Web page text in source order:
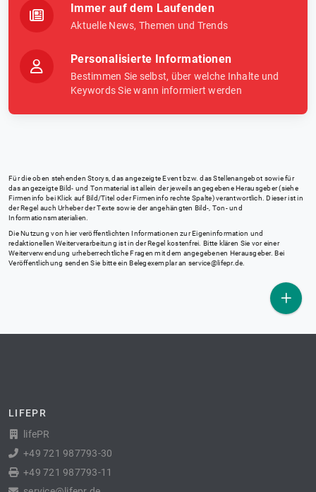
Immer auf dem Laufenden
Aktuelle News, Themen und Trends
Personalisierte Informationen
Bestimmen Sie selbst, über welche Inhalte und
Keywords Sie wann informiert werden
Für die oben stehenden Storys, das angezeigte Event bzw. das Stellenangebot sowie für
das angezeigte Bild- und Tonmaterial ist allein der jeweils angegebene Herausgeber (siehe
Firmeninfo bei Klick auf Bild/Titel oder Firmeninfo rechte Spalte) verantwortlich. Dieser ist in
der Regel auch Urheber der Texte sowie der angehängten Bild-, Ton- und
Informationsmaterialien.
Die Nutzung von hier veröffentlichten Informationen zur Eigeninformation und
redaktionellen Weiterverarbeitung ist in der Regel kostenfrei. Bitte klären Sie vor einer
Weiterverwendung urheberrechtliche Fragen mit dem angegebenen Herausgeber. Bei
Veröffentlichung senden Sie bitte ein Belegexemplar an service@lifepr.de
LIFEPR
lifePR
+49 721 987793-30
+49 721 987793-11